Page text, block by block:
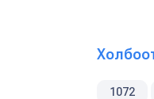
1072